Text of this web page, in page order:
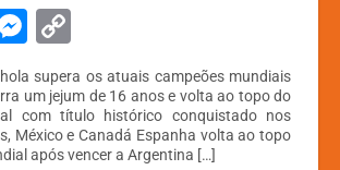
a
M
s
s
p
y
supera os atuais campeões mundiais
um jejum de 16 anos e volta ao topo do
com título histórico conquistado nos
México e Canadá Espanha volta ao topo
após vencer a Argentina […]